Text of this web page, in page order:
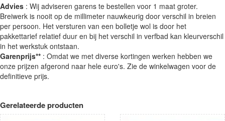
Advies : Wij adviseren garens te bestellen voor 1 maat groter.
Breiwerk is nooit op de millimeter nauwkeurig door verschil in breien
per persoon. Het versturen van een bolletje wol is door het
pakkettarief relatief duur en bij het verschil in verfbad kan kleurverschil
in het werkstuk ontstaan.
Garenprijs** : Omdat we met diverse kortingen werken hebben we
onze prijzen afgerond naar hele euro's. Zie de winkelwagen voor de
definitieve prijs.
Gerelateerde producten